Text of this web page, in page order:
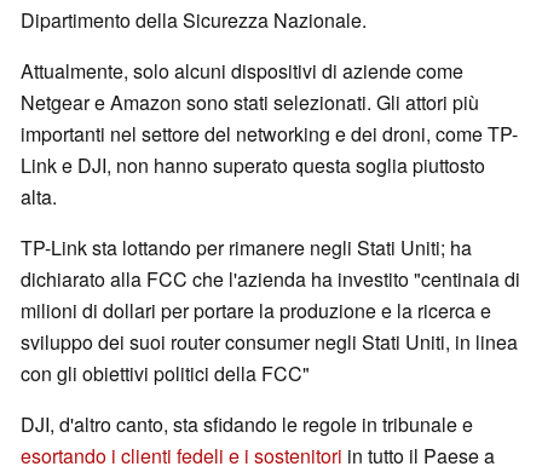
Dipartimento della Sicurezza Nazionale.
Attualmente, solo alcuni dispositivi di aziende come
Netgear e Amazon sono stati selezionati. Gli attori più
importanti nel settore del networking e dei droni, come TP-
Link e DJI, non hanno superato questa soglia piuttosto
alta.
TP-Link sta lottando per rimanere negli Stati Uniti; ha
dichiarato alla FCC che l'azienda ha investito "centinaia di
milioni di dollari per portare la produzione e la ricerca e
sviluppo dei suoi router consumer negli Stati Uniti, in linea
con gli obiettivi politici della FCC"
DJI, d'altro canto, sta sfidando le regole in tribunale e
esortando i clienti fedeli e i sostenitori in tutto il Paese a